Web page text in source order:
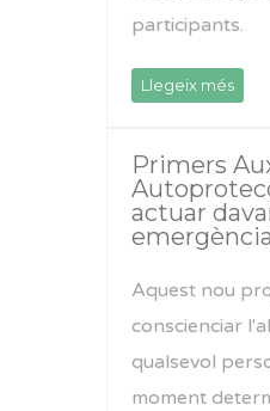
participants.
Llegeix més
Primers
actuar
Aquest nou
conscienciar
qualsevol
moment